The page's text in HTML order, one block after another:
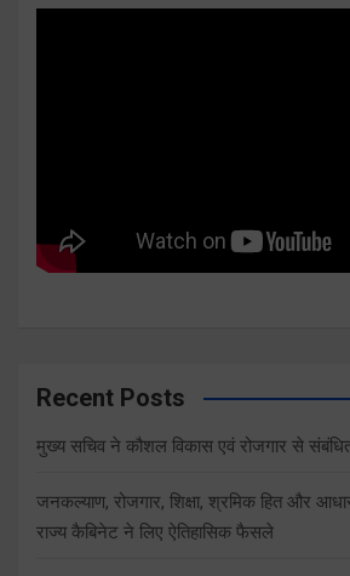
Recent Posts
मुख्य सचिव ने कौशल विकास एवं रोजगार से
जनकल्याण, रोजगार, शिक्षा, श्रमिक हित और
राज्य कैबिनेट ने लिए ऐतिहासिक फैसले